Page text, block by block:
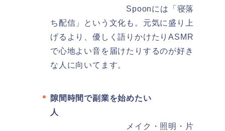
Spoonには「寝落
ち配信」という文化も。元気に盛り上
げるより、優しく語りかけたりASMR
で心地よい音を届けたりするのが好き
な人に向いてます。
隙間時間で副業を始めたい
人
メイク・照明・片